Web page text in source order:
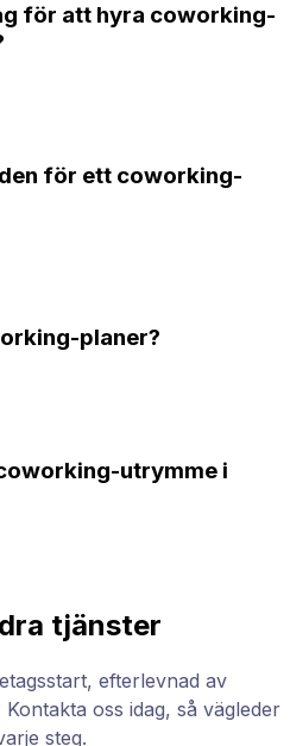
för att hyra coworking-
för ett coworking-
planer?
utrymme i
tjänster
efterlevnad av
oss idag, så vägleder
steg.